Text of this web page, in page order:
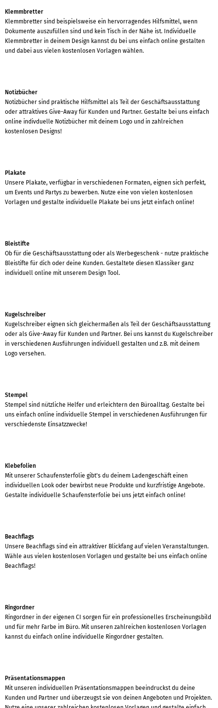
Klemmbretter
Klemmbretter sind beispielsweise ein hervorragendes Hilfsmittel, wenn
Dokumente auszufüllen sind und kein Tisch in der Nähe ist. Individuelle
Klemmbretter in deinem Design kannst du bei uns einfach online gestalten
und dabei aus vielen kostenlosen Vorlagen wählen.
Notizbücher
Notizbücher sind praktische Hilfsmittel als Teil der Geschäftsausstattung
oder attraktives Give-Away für Kunden und Partner. Gestalte bei uns einfach
online indivduelle Notizbücher mit deinem Logo und in zahlreichen
kostenlosen Designs!
Plakate
Unsere Plakate, verfügbar in verschiedenen Formaten, eignen sich perfekt,
um Events und Partys zu bewerben. Nutze eine von vielen kostenlosen
Vorlagen und gestalte individuelle Plakate bei uns jetzt einfach online!
Bleistifte
Ob für die Geschäftsausstattung oder als Werbegeschenk - nutze praktische
Bleistifte für dich oder deine Kunden. Gestaltete diesen Klassiker ganz
individuell online mit unserem Design Tool.
Kugelschreiber
Kugelschreiber eignen sich gleichermaßen als Teil der Geschäftsausstattung
oder als Give-Away für Kunden und Partner. Bei uns kannst du Kugelschreiber
in verschiedenen Ausführungen individuell gestalten und z.B. mit deinem
Logo versehen.
Stempel
Stempel sind nützliche Helfer und erleichtern den Büroalltag. Gestalte bei
uns einfach online individuelle Stempel in verschiedenen Ausführungen für
verschiedenste Einsatzzwecke!
Klebefolien
Mit unserer Schaufensterfolie gibt's du deinem Ladengeschäft einen
individuellen Look oder bewirbst neue Produkte und kurzfristige Angebote.
Gestalte individuelle Schaufensterfolie bei uns jetzt einfach online!
Beachflags
Unsere Beachflags sind ein attraktiver Blickfang auf vielen Veranstaltungen.
Wähle aus vielen kostenlosen Vorlagen und gestalte bei uns einfach online
Beachflags!
Ringordner
Ringordner in der eigenen CI sorgen für ein professionelles Erscheinungsbild
und für mehr Farbe im Büro. Mit unseren zahlreichen kostenlosen Vorlagen
kannst du einfach online individuelle Ringordner gestalten.
Präsentationsmappen
Mit unseren individuellen Präsentationsmappen beeindruckst du deine
Kunden und Partner und überzeugst sie von deinen Angeboten und Projekten.